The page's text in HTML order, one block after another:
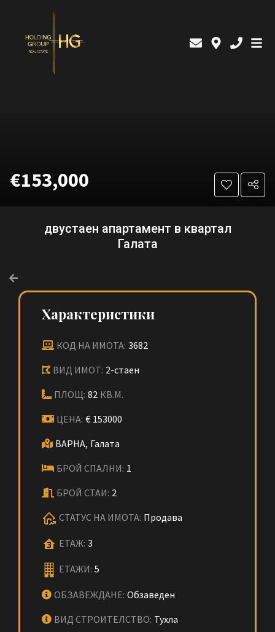
€153,000
двустаен апартамент в квартал
Галата
Характеристики
КОД НА ИМОТА: 3682
ВИД ИМОТ: 2-стаен
ПЛОЩ: 82 КВ.М.
ЦЕНА: € 153000
ВАРНА, Галата
БРОЙ СПАЛНИ: 1
БРОЙ СТАИ: 2
СТАТУС НА ИМОТА: Продава
ЕТАЖ: 3
ЕТАЖИ: 5
ОБЗАВЕЖДАНЕ: Обзаведен
ВИД СТРОИТЕЛСТВО: Тухла